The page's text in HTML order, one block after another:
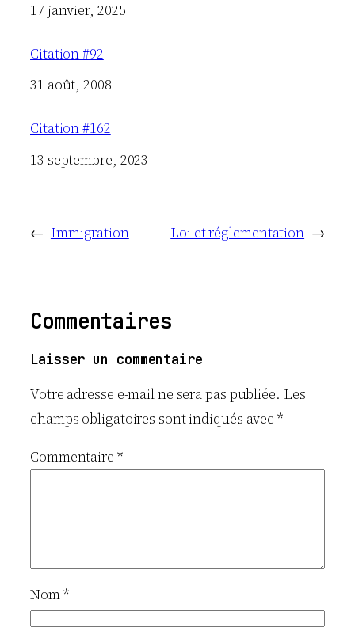
Date
17 janvier, 2025
Citation #92
Date
31 août, 2008
Citation #162
Date
13 septembre, 2023
← Immigration Loi et réglementation →
Commentaires
Laisser un commentaire
Votre adresse e-mail ne sera pas publiée. Les
champs obligatoires sont indiqués avec*
Commentaire *
Nom*